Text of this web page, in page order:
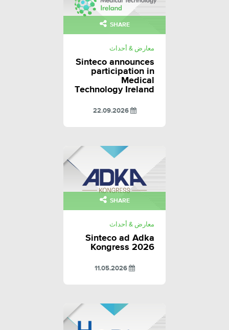
SHARE
معارض & أحداث
Sinteco announces
participation in
Medical
Technology Ireland
22.09.2026
SHARE
معارض & أحداث
Sinteco ad Adka
Kongress 2026
11.05.2026